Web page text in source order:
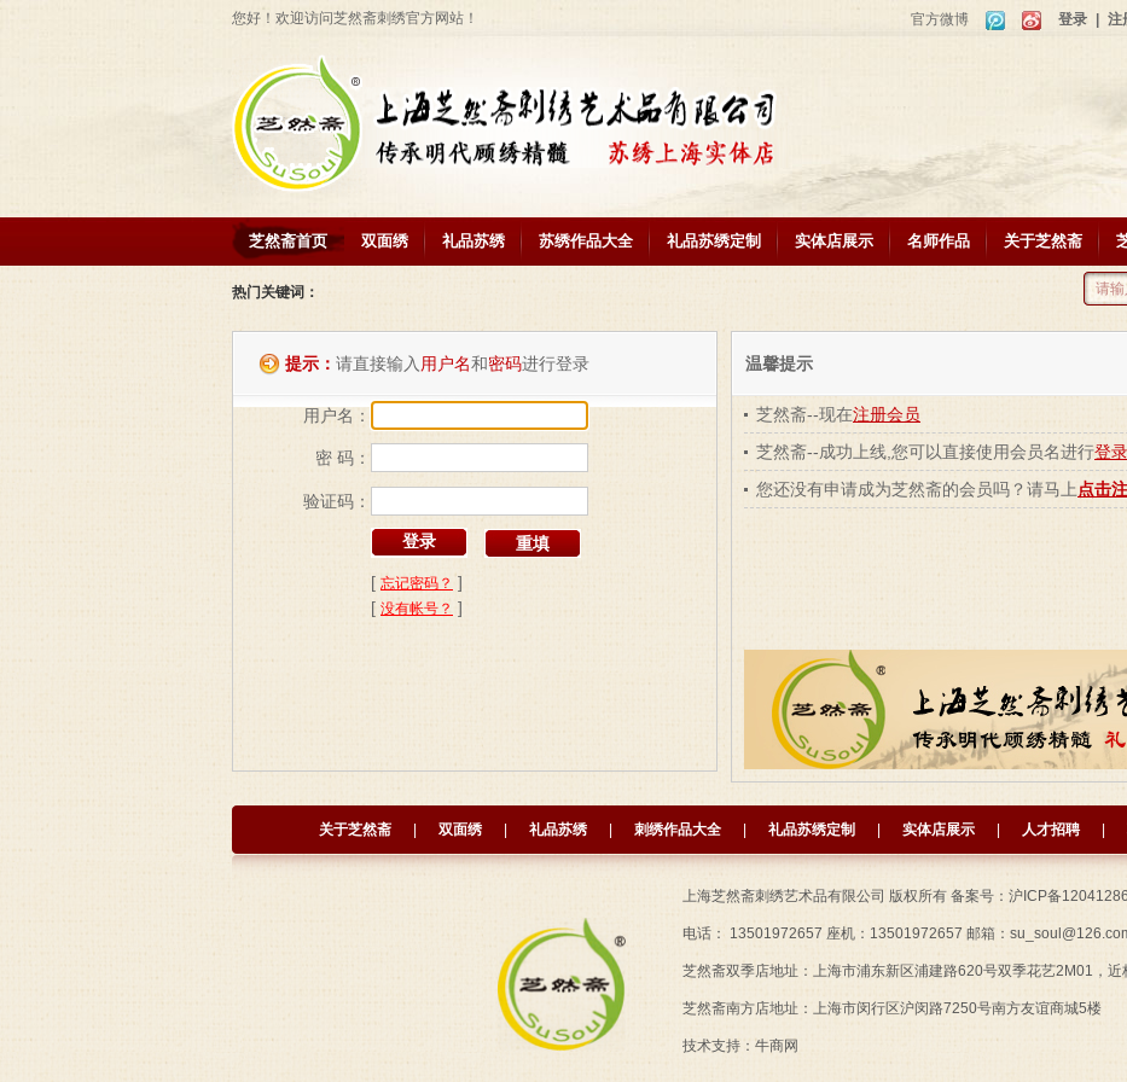
官方微博 登录 注
您好！欢迎访问芝然斋刺绣官方网站！
芝然斋首页 双面绣 礼品苏绣 苏绣作品大全 礼品苏绣定制 实体店展示 名师作品 关于芝然斋
热门关键词：
提示： 请直接输入 用户名和密码进行登录
用户名：
密 码：
验证码：
[ 忘记密码？ ]
[ 没有帐号？ ]
温馨提示
芝然斋--现在注册会员
芝然斋--成功上线,您可以直接使用会员名进行登录
您还没有申请成为芝然斋的会员吗？请马上 点击
关于芝然斋 双面绣 礼品苏绣 刺绣作品大全 礼品苏绣定制 实体店展示 人才招聘
上海芝然斋刺绣艺术品有限公司 版权所有 备案号： 沪ICP备
电话： 13501972657 座机：13501972657 邮箱：
芝然斋双季店地址：上海市浦东新区浦建路620号双季花艺2M01，近
芝然斋南方店地址：上海市闵行区沪闵路7250号南方友谊商城5楼
技术支持： 牛商网